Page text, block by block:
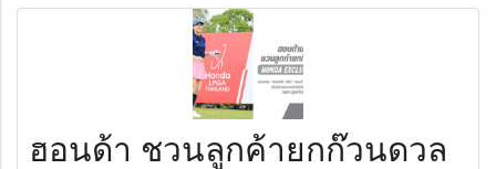
ฮอนด้า ชวนลูกค้ายกก๊วนดวล